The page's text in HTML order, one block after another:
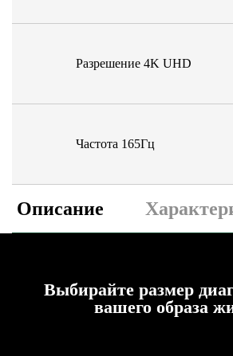
Разрешение 4K UHD
Частота 165Гц
Описание
Выбирайте размер
вашего образа